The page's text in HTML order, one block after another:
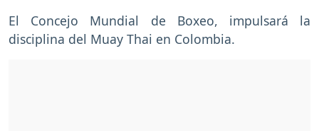
El Concejo Mundial de Boxeo, impulsará la
disciplina del Muay Thai en Colombia.